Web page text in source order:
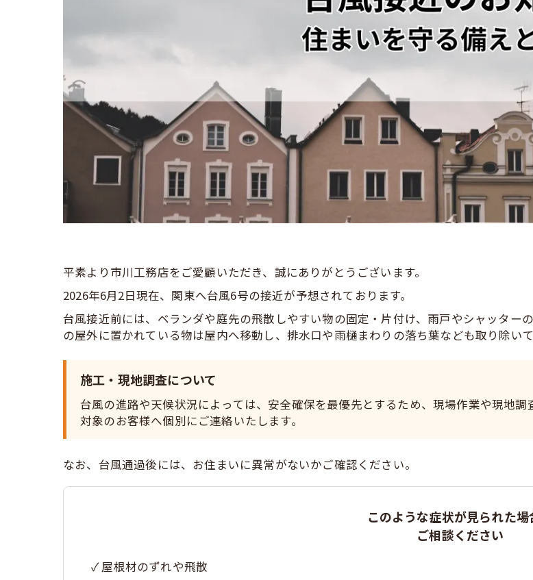
平素より市川工務店をご愛顧いただき、誠にありがとうございます。
2026年6月2日現在、関東へ台風6号の接近が予想されております。
台風接近前には、ベランダや庭先の飛散しやすい物の固定・片付け、雨戸やシャッター
の屋外に置かれている物は屋内へ移動し、排水口や雨樋まわりの落ち葉なども取り除い
施工・現地調査について
台風の進路や天候状況によっては、安全確保を最優先とするため、現場作業や現地
対象のお客様へ個別にご連絡いたします。
なお、台風通過後には、お住まいに異常がないかご確認ください。
このような症状が見られた場
ご相談ください
✓ 屋根材のずれや飛散